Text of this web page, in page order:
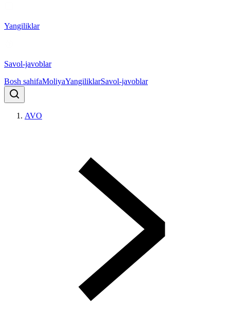
Yangiliklar
Savol-javoblar
Bosh sahifaMoliyaYangiliklarSavol-javoblar
AVO